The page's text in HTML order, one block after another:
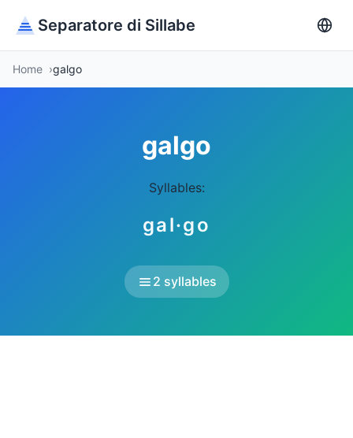
Separatore di Sillabe
Home galgo
galgo
Syllables:
gal·go
2 syllables